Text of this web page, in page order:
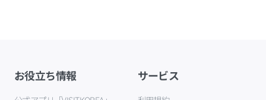
お役立ち情報 サービス